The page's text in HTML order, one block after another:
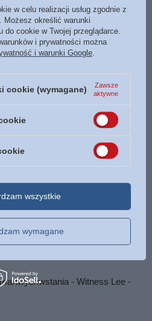
145 x 205 mm.
miękka Więcej
512
kuchni - dr Kevin Leman -
dni przed obniżką:
zł-10%
pięciu księgach Biblii -
- Witness Lee -
w celu realizacji usług zgodnie z
. Możesz określić warunki
do cookie w Twojej przeglądarce.
i prywatności można
i warunki Google
cookie (wymagane)
Zawsze
aktywne
wymagane
wszystkie